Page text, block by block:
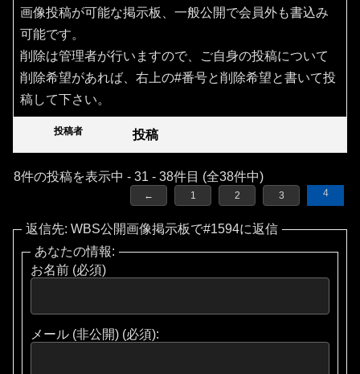
画像投稿が可能な掲示板、一般公開で会員外も書込み
可能です。
削除は管理者が行いますので、ご自身の投稿について
削除希望があれば、右上の#番号と削除希望と書いて投
稿して下さい。
投稿者 投稿
8件の投稿を表示中 - 31 - 38件目 (全38件中)
← 1 2 3 4
返信先: WBS公開画像掲示板で#1594に返信
あなたの情報:
お名前 (必須)
メール (非公開) (必須):